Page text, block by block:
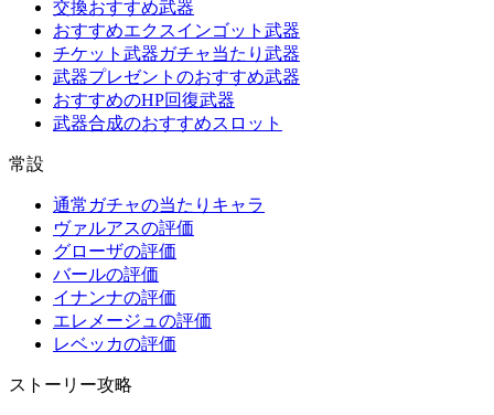
交換おすすめ武器
おすすめエクスインゴット武器
チケット武器ガチャ当たり武器
武器プレゼントのおすすめ武器
おすすめのHP回復武器
武器合成のおすすめスロット
常設
通常ガチャの当たりキャラ
ヴァルアスの評価
グローザの評価
バールの評価
イナンナの評価
エレメージュの評価
レベッカの評価
ストーリー攻略